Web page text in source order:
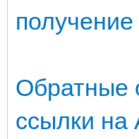
Обратные
ссылки